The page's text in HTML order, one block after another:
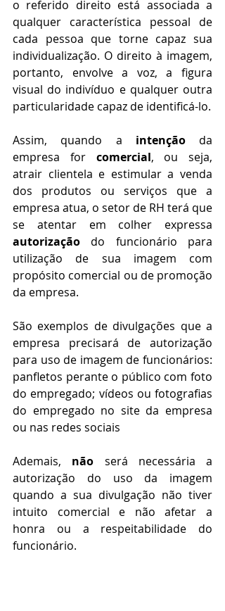
o referido direito está associada a
qualquer característica pessoal de
cada pessoa que torne capaz sua
individualização. O direito à imagem,
portanto, envolve a voz, a figura
visual do indivíduo e qualquer outra
particularidade capaz de identificá-lo.
Assim, quando a intenção da
empresa for comercial, ou seja,
atrair clientela e estimular a venda
dos produtos ou serviços que a
empresa atua, o setor de RH terá que
autorização do funcionário para
utilização de sua imagem com
propósito comercial ou de promoção
da empresa.
São exemplos de divulgações que a
empresa precisará de autorização
para uso de imagem de funcionários:
panfletos perante o público com foto
do empregado; vídeos ou fotografias
do empregado no site da empresa
ou nas redes sociais
Ademais, não será necessária a
autorização do uso da imagem
quando a sua divulgação não tiver
intuito comercial e não afetar a
honra ou a respeitabilidade do
funcionário.